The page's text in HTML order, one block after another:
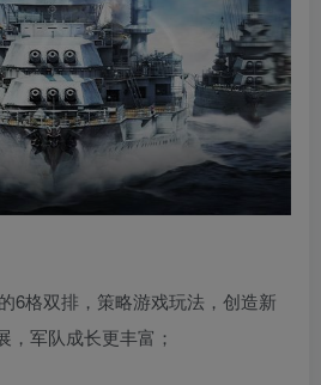
6格双排，策略游戏玩法，创造新
，军队成长更丰富；